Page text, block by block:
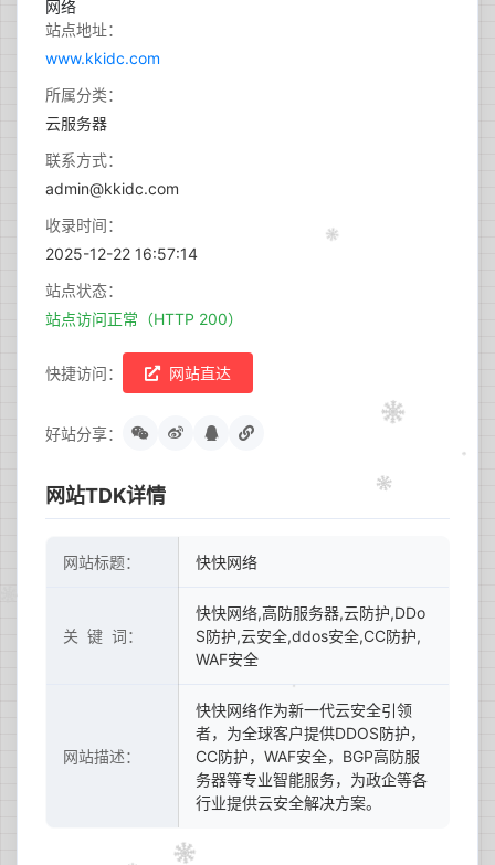
站点地址：
www.kkidc.com
所属分类：
云服务器
联系方式：
admin@kkidc.com
收录时间：
2025-12-22 16:57:14
站点状态：
站点访问正常（HTTP 200）
快捷访问： 网站直达
好站分享：
网站TDK详情
网站标题： 快快网络
关 键 词：
快快网络,高防服务器,云防护,DDo
S防护,云安全,ddos安全,CC防护,
WAF安全
网站描述：
快快网络作为新一代云安全引领
者，为全球客户提供DDOS防护，
CC防护，WAF安全，BGP高防服
务器等专业智能服务，为政企等各
行业提供云安全解决方案。